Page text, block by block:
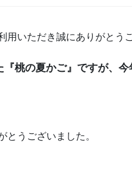
いただき誠にありがとう
桃の夏かご』ですが、
とうございました。